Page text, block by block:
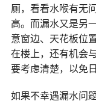
厕，看看水喉有无
高。而漏水又是另
意窗边、天花板位
在楼上，还有机会
要考虑清楚，以免
如果不幸遇漏水问